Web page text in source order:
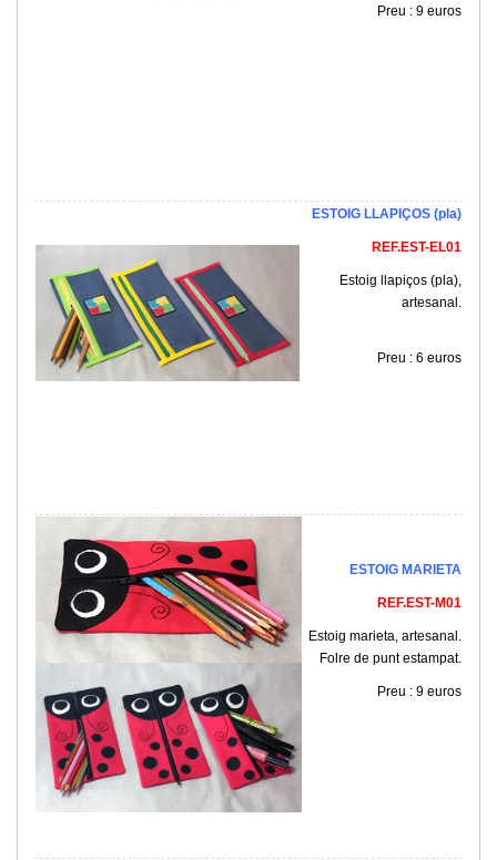
Preu : 9 euros
ESTOIG LLAPIÇOS (pla)
REF.EST-EL01
Estoig llapiços (pla),
artesanal.
Preu : 6 euros
ESTOIG MARIETA
REF.EST-M01
Estoig marieta, artesanal.
Folre de punt estampat.
Preu : 9 euros